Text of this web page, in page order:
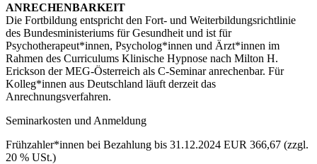
ANRECHENBARKEIT
Die Fortbildung entspricht den Fort- und Weiterbildungsrichtlinie
des Bundesministeriums für Gesundheit und ist für
Psychotherapeut*innen, Psycholog*innen und Ärzt*innen im
Rahmen des Curriculums Klinische Hypnose nach Milton H.
Erickson der MEG-Österreich als C-Seminar anrechenbar. Für
Kolleg*innen aus Deutschland läuft derzeit das
Anrechnungsverfahren.
Seminarkosten und Anmeldung
Frühzahler*innen bei Bezahlung bis 31.12.2024 EUR 366,67 (zzgl.
20 % USt.)